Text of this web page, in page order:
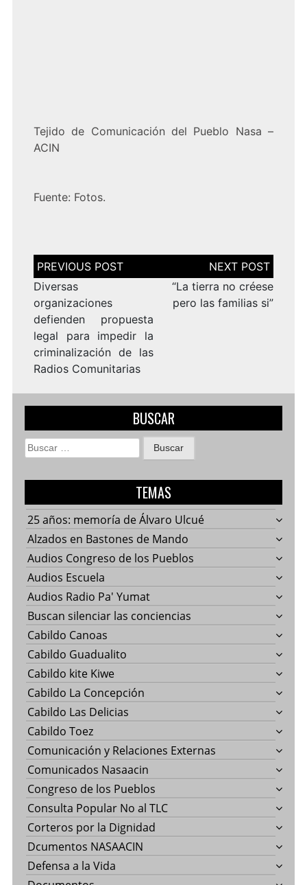
Tejido de Comunicación del Pueblo Nasa –
ACIN
Fuente: Fotos.
Navegación
de
entradas
Diversas
organizaciones
defienden propuesta
legal para impedir la
criminalización de las
Radios Comunitarias
“La tierra no créese
pero las familias si”
BUSCAR
Buscar:
TEMAS
25 años: memoría de Álvaro Ulcué
Alzados en Bastones de Mando
Audios Congreso de los Pueblos
Audios Escuela
Audios Radio Pa' Yumat
Buscan silenciar las conciencias
Cabildo Canoas
Cabildo Guadualito
Cabildo kite Kiwe
Cabildo La Concepción
Cabildo Las Delicias
Cabildo Toez
Comunicación y Relaciones Externas
Comunicados Nasaacin
Congreso de los Pueblos
Consulta Popular No al TLC
Corteros por la Dignidad
Dcumentos NASAACIN
Defensa a la Vida